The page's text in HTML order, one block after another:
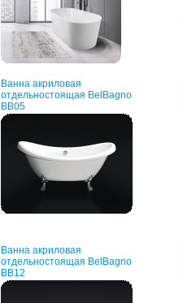
Ванна акриловая
отдельностоящая BelBagno
BB05
Ванна акриловая
отдельностоящая BelBagno
BB12